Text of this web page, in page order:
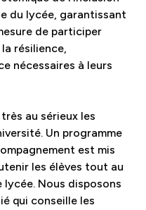
du lycée, garantissant
de participer
résilience,
nécessaires à leurs
au sérieux les
Un programme
est mis
les élèves tout au
lycée. Nous disposons
qui conseille les